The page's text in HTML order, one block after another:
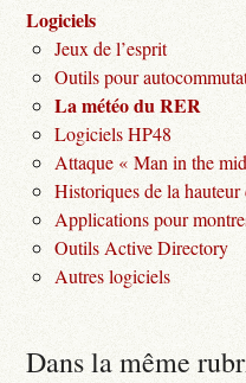
Logiciels
Jeux de l’esprit
Outils pour
La météo du RER
Logiciels HP48
Attaque « Man in the
Historiques de la hauteur
Applications pour
Outils Active Directory
Autres logiciels
Dans la même